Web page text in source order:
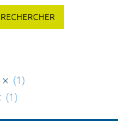
RECHERCHER
(1)
(1)